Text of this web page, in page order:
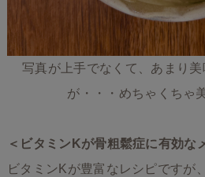
写真が上手でなくて、あまり
が・・・めちゃくちゃ
＜ビタミンKが骨粗鬆症に有効な
ビタミンKが豊富なレシピですが